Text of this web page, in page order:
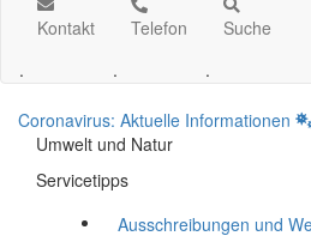
Kontakt
.
Telefon
.
Suche
.
Coronavirus: Aktuelle Informationen
Umwelt und Natur
Servicetipps
Ausschreibungen und